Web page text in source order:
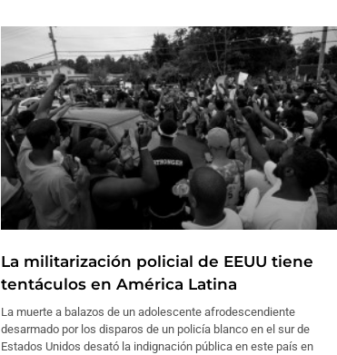
La militarización policial de EEUU tiene
tentáculos en América Latina
La muerte a balazos de un adolescente afrodescendiente
desarmado por los disparos de un policía blanco en el sur de
Estados Unidos desató la indignación pública en este país en